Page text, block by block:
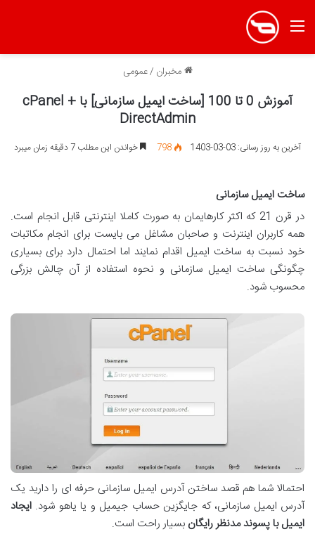
منو
مخبران /عمومی
آموزش 0 تا 100 [ساخت ایمیل سازمانی] با cPanel +
DirectAdmin
آخرین به روز رسانی: 03-03-1403 798 خواندن این مطلب 7 دقیقه زمان میبرد
ساخت ایمیل سازمانی
در قرن 21 که اکثر کارهایمان به­ صورت کاملا اینترنتی قابل انجام است.
همه کاربران اینترنت و صاحبان مشاغل می ­بایست برای انجام مکاتبات
خود نسبت به ساخت ایمیل اقدام نمایند اما احتمال دارد برای بسیاری
چگونگی ساخت ایمیل سازمانی و نحوه استفاده از آن چالش بزرگی
محسوب شود.
احتمالا شما هم قصد ساختن آدرس ایمیل سازمانی حرفه ای را دارید یک
آدرس ایمیل سازمانی، که جایگزین حساب جیمیل و یا یاهو شود. ایجاد
ایمیل با پسوند مدنظر رایگان بسیار راحت است.